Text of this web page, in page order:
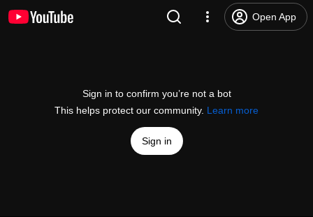
Open App
Sign in to confirm you’re not a bot
This helps protect our community. Learn more
Sign in